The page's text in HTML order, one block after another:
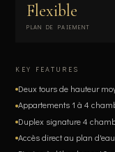
Flexible
PLAN DE PAIEMENT
KEY FEATURES
Deux tours de hauteur
Appartements 1 à 4
Duplex signature 4
Accès direct au plan d'eau